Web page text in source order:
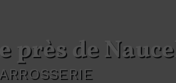
près de